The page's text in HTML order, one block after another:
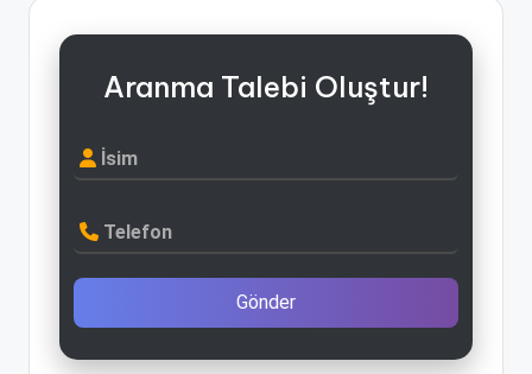
Aranma Talebi Oluştur!
İsim
Telefon
Gönder